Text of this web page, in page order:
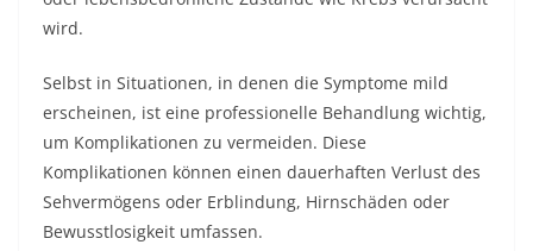
wird.
Selbst in Situationen, in denen die Symptome mild
erscheinen, ist eine professionelle Behandlung wichtig,
um Komplikationen zu vermeiden. Diese
Komplikationen können einen dauerhaften Verlust des
Sehvermögens oder Erblindung, Hirnschäden oder
Bewusstlosigkeit umfassen.